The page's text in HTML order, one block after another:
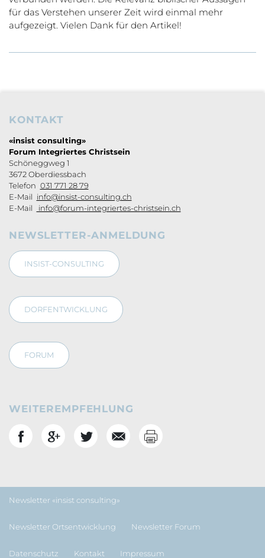
für das Verstehen unserer Zeit wird einmal mehr
aufgezeigt. Vielen Dank für den Artikel!
Footerbereich
KONTAKT
«insist consulting»
Forum Integriertes Christsein
Schöneggweg 1
3672 Oberdiessbach
Telefon 031 771 28 79
E-Mail info@insist-consulting.ch
E-Mail
info@forum-integriertes-christsein.ch
NEWSLETTER-ANMELDUNG
INSIST-CONSULTING
DORFENTWICKLUNG
FORUM
Social Bookmarks
WEITEREMPFEHLUNG
Drucken
Newsletter «insist consulting»
Newsletter Ortsentwicklung Newsletter Forum
Datenschutz Kontakt Impressum